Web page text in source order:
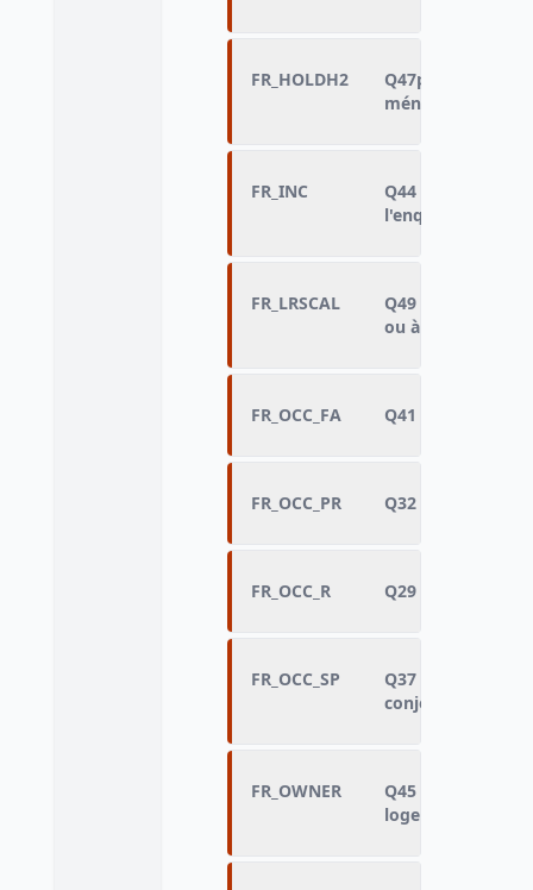
FR_HOLDH2
Q47p - sexe de
ménage
FR_INC
Q44 - Revenu
l'enquêté
FR_LRSCAL
Q49 - Sentiment
ou à la droite
FR_OCC_FA Q41 - Profession
FR_OCC_PR Q32 - Profession
FR_OCC_R Q29 -
FR_OCC_SP
Q37 - Profession
conjoint
FR_OWNER
Q45 -
logements